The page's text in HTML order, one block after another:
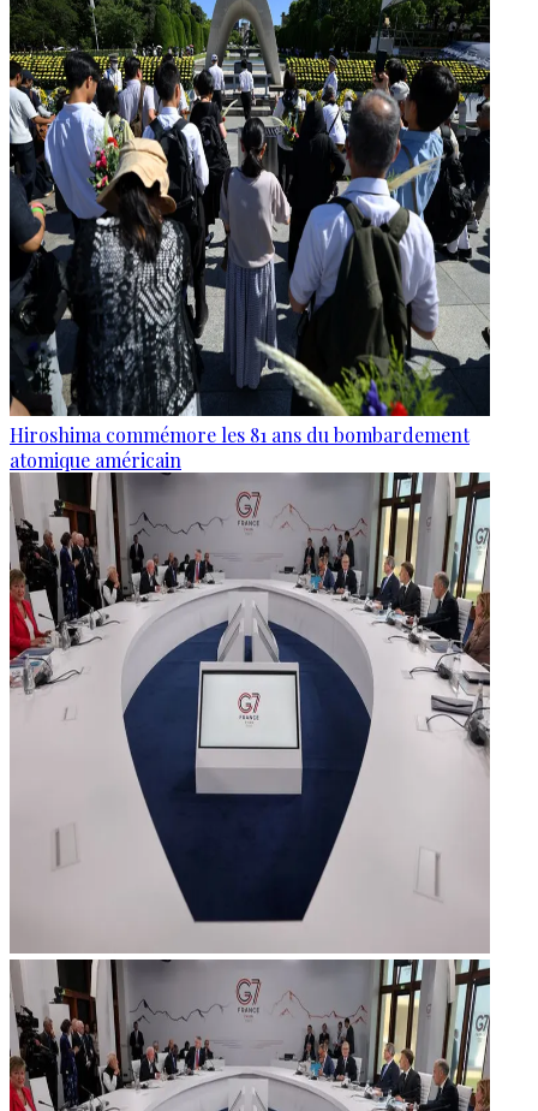
Hiroshima commémore les 81 ans du bombardement
atomique américain